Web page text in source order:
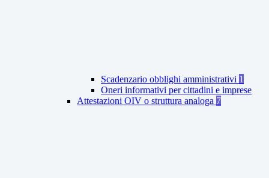
Scadenzario obblighi amministrativi 1
Oneri informativi per cittadini e imprese
Attestazioni OIV o struttura analoga 7